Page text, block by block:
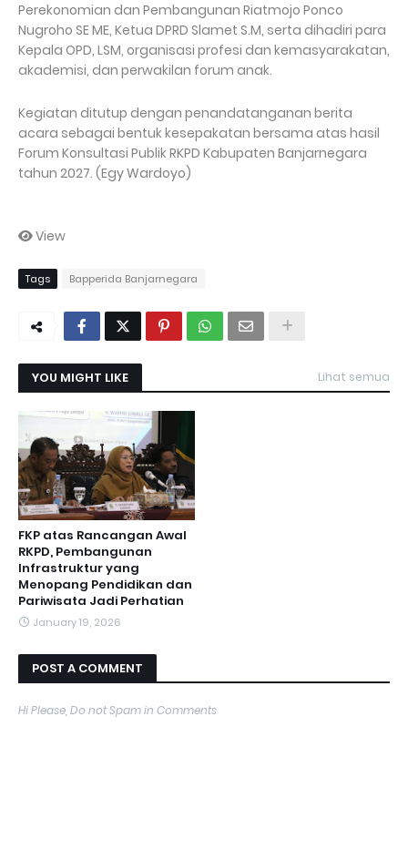
Perekonomian dan Pembangunan Riatmojo Ponco
Nugroho SE ME, Ketua DPRD Slamet S.M, serta dihadiri para
Kepala OPD, LSM, organisasi profesi dan kemasyarakatan,
akademisi, dan perwakilan forum anak.
Kegiatan ditutup dengan penandatanganan berita
acara sebagai bentuk kesepakatan bersama atas hasil
Forum Konsultasi Publik RKPD Kabupaten Banjarnegara
tahun 2027. (Egy Wardoyo)
View
Tags Bapperida Banjarnegara
YOU MIGHT LIKE Lihat semua
FKP atas Rancangan Awal
RKPD, Pembangunan
Infrastruktur yang
Menopang Pendidikan dan
Pariwisata Jadi Perhatian
January 19, 2026
POST A COMMENT
Hi Please, Do not Spam in Comments